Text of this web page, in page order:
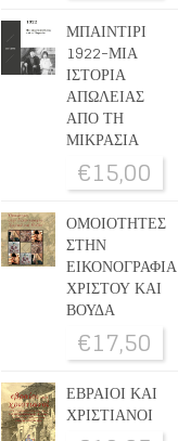
ΜΠΑΙΝΤΙΡΙ
1922-ΜΙΑ
ΙΣΤΟΡΙΑ
ΑΠΩΛΕΙΑΣ
ΑΠΟ ΤΗ
ΜΙΚΡΑΣΙΑ
€15,00
ΟΜΟΙΟΤΗΤΕΣ
ΣΤΗΝ
ΕΙΚΟΝΟΓΡΑΦΙΑ
ΧΡΙΣΤΟΥ ΚΑΙ
ΒΟΥΔΑ
€17,50
ΕΒΡΑΙΟΙ ΚΑΙ
ΧΡΙΣΤΙΑΝΟΙ